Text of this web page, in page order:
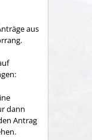
aus
dann
Antrag